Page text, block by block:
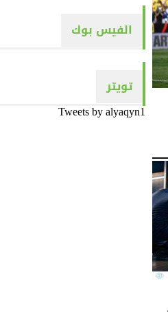
الفيس بوك
تويتر
Tweets by alyaqyn1